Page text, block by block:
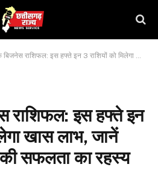
राशिफल: इस हफ्ते इन 3 राशियों को मिलेगा खास लाभ, जानें आपकी कारोबार की सफलता का रहस्य
राशिफल: इस हफ्ते इन
खास लाभ, जानें
सफलता का रहस्य